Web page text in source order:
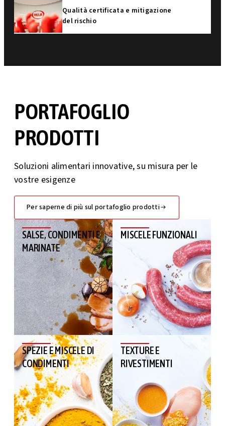
Qualità certificata e mitigazione
del rischio
PORTAFOGLIO
PRODOTTI
Soluzioni alimentari innovative, su misura per le
vostre esigenze
Per saperne di più sul portafoglio prodotti
SALSE, CONDIMENTI E
MARINATE
MISCELE FUNZIONALI
SPEZIE E MISCELE DI
CONDIMENTI
TEXTURE E
RIVESTIMENTI